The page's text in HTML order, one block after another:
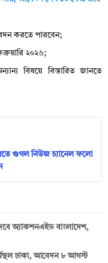
করতে পারবেন;
২০২৬;
বিষয়ে বিস্তারিত জানতে
গুগল নিউজ চ্যানেল ফলো
অ্যাকশনএইড বাংলাদেশ,
ঢাকা, আবেদন ৮ আগস্ট